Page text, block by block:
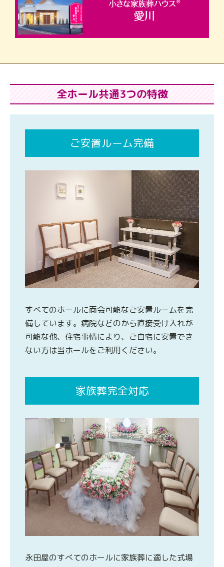
全ホール共通3つの特徴
ご安置ルーム完備
すべてのホールに面会可能なご安置ルームを完
備しています。病院などのから直接受け入れが
可能な他、住宅事情により、ご自宅に安置でき
ない方は当ホールをご利用ください。
家族葬完全対応
永田屋のすべてのホールに家族葬に適した式場